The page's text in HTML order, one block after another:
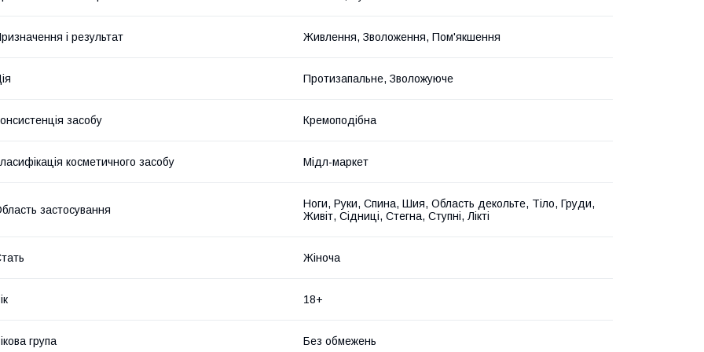
і результат Живлення, Зволоження, Пом'якшення
Протизапальне, Зволожуюче
засобу Кремоподібна
косметичного засобу Мідл-маркет
застосування
Ноги, Руки, Спина, Шия, Область декольте, Тіло, Груди,
Живіт, Сідниці, Стегна, Ступні, Лікті
Жіноча
18+
група Без обмежень